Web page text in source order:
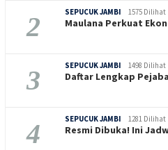
2 SEPUCUK JAMBI 1575 Dilihat
Maulana Perkuat
3 SEPUCUK JAMBI 1498 Dilihat
Daftar Lengkap
4 SEPUCUK JAMBI 1281 Dilihat
Resmi Dibuka! Ini